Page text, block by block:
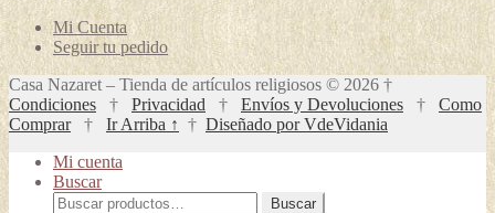
Mi Cuenta
Seguir tu pedido
Casa Nazaret – Tienda de artículos religiosos © 2026 †
Condiciones † Privacidad † Envíos y Devoluciones † Como
Comprar† Ir Arriba ↑ † Diseñado por VdeVidania
Mi cuenta
Buscar
Buscar
Buscar